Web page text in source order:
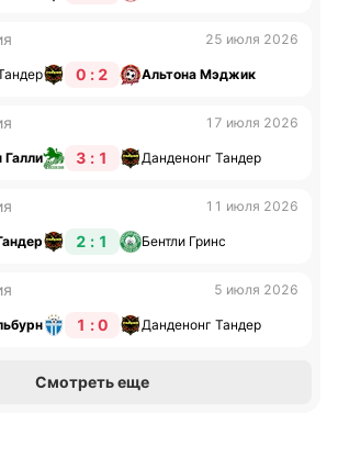
25 июля 2026
0 : 2 Альтона Мэджик
17 июля 2026
Галли 3 : 1 Данденонг Тандер
11 июля 2026
2 : 1 Бентли Гринс
5 июля 2026
1 : 0 Данденонг Тандер
Смотреть еще